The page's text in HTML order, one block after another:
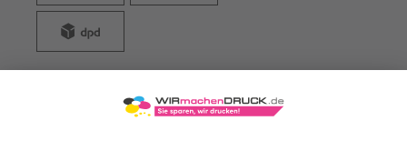
WIRmachenDRUCK GmbH